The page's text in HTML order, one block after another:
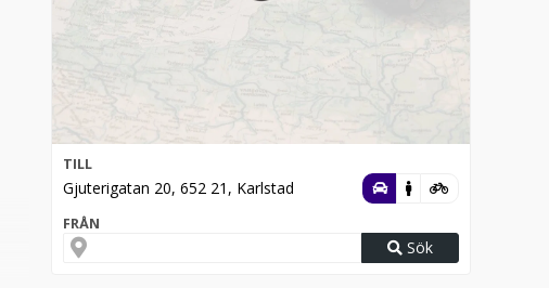
TILL
Gjuterigatan 20, 652 21, Karlstad
FRÅN
Sök